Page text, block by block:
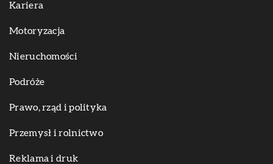
Kariera
Motoryzacja
Nieruchomości
Podróże
Prawo, rząd i polityka
Przemysł i rolnictwo
Reklama i druk